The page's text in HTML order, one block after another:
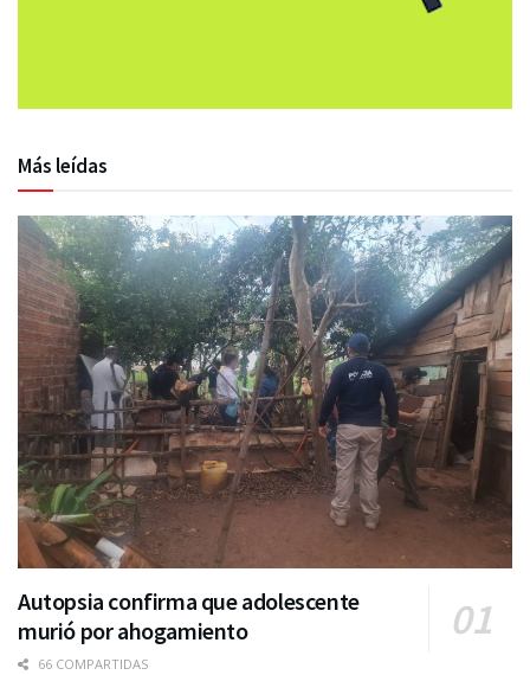
Más leídas
Autopsia confirma que adolescente
murió por ahogamiento
66 COMPARTIDAS